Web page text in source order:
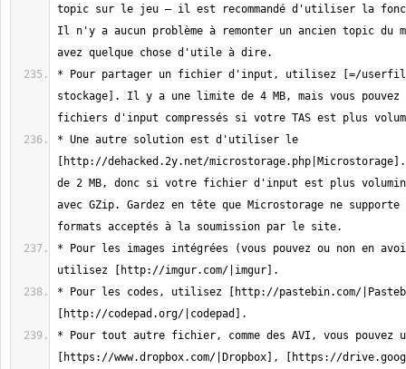
topic sur le jeu — il est recommandé d'utiliser la
Il n'y a aucun problème à remonter un ancien topic du
* Pour partager un fichier d'input, utilisez [=/
stockage]. Il y a une limite de 4 MB, mais vous pouvez
* Une autre solution est d'utiliser le
[http://dehacked.2y.net/
de 2 MB, donc si votre fichier d'input est plus
avec GZip. Gardez en tête que Microstorage ne
* Pour les images intégrées (vous pouvez ou non en
* Pour les codes, utilisez [http://pastebin.com/
* Pour tout autre fichier, comme des AVI, vous
[https://www.dropbox.com/|Dropbox], [https://